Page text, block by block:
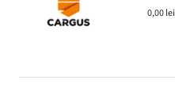
0,00 lei